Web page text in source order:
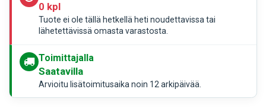
0 kpl
Tuote ei ole tällä hetkellä heti noudettavissa tai
lähetettävissä omasta varastosta.
Toimittajalla
Saatavilla
Arvioitu lisätoimitusaika noin 12 arkipäivää.